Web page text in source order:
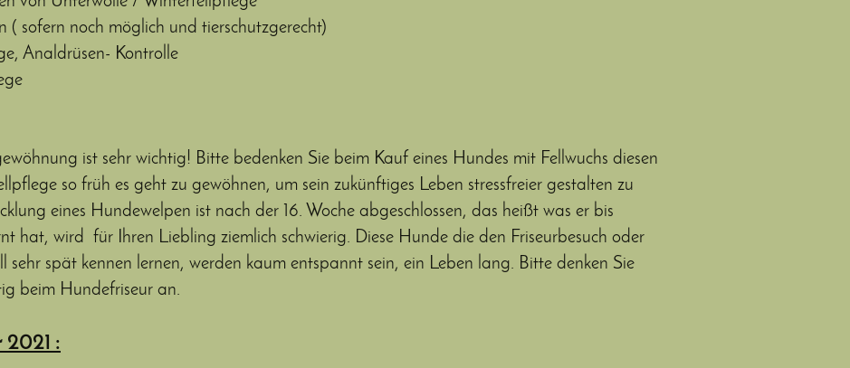
( sofern noch möglich und tierschutzgerecht)
Analdrüsen- Kontrolle
ist sehr wichtig! Bitte bedenken Sie beim Kauf eines Hundes mit Fellwuchs diesen
so früh es geht zu gewöhnen, um sein zukünftiges Leben stressfreier gestalten zu
eines Hundewelpen ist nach der 16. Woche abgeschlossen, das heißt was er bis
hat, wird für Ihren Liebling ziemlich schwierig. Diese Hunde die den Friseurbesuch oder
sehr spät kennen lernen, werden kaum entspannt sein, ein Leben lang. Bitte denken Sie
beim Hundefriseur an.
2021 :